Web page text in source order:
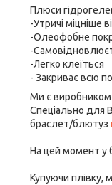
Плюси
-Утричі міцніше
-Олеофобне
-
-Легко клеїться
- Закриває всю
Ми є виробником
Спеціально для
браслет/блютуз
На цей момент у
Купуючи плівку,